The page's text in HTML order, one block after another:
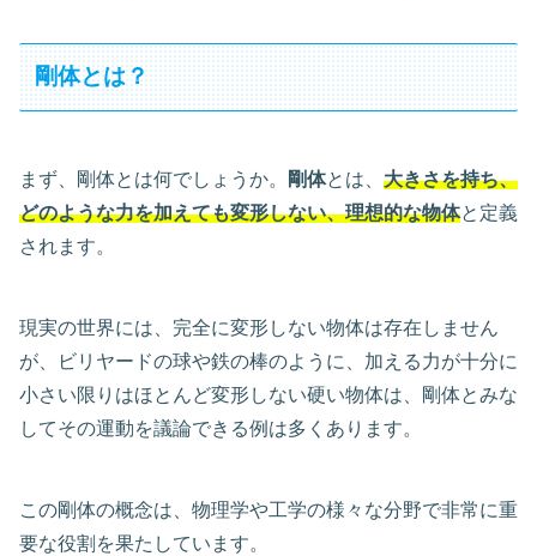
剛体とは？
まず、剛体とは何でしょうか。 剛体とは、 大きさを持ち、
どのような力を加えても変形しない、理想的な物体と定義
されます。
現実の世界には、完全に変形しない物体は存在しません
が、ビリヤードの球や鉄の棒のように、加える力が十分に
小さい限りはほとんど変形しない硬い物体は、剛体とみな
してその運動を議論できる例は多くあります。
この剛体の概念は、物理学や工学の様々な分野で非常に重
要な役割を果たしています。